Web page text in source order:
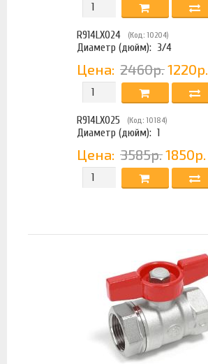
R914LX024 (Код: 10204)
Диаметр (дюйм): 3/4
Цена: 2460р. 1220р.
R914LX025 (Код: 10184)
Диаметр (дюйм): 1
Цена: 3585р. 1850р.